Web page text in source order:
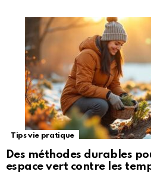
Tips vie pratique
Des méthodes durables
espace vert contre les